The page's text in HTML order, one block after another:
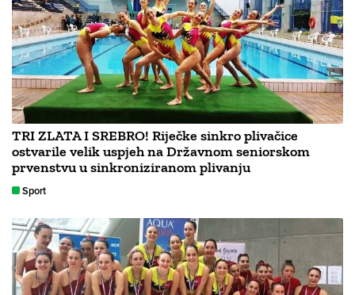
TRI ZLATA I SREBRO! Riječke sinkro plivačice
ostvarile velik uspjeh na Državnom seniorskom
prvenstvu u sinkroniziranom plivanju
Sport